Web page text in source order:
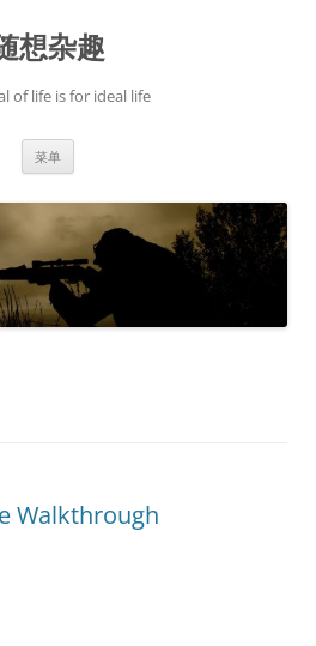
想杂趣
of life is for ideal life
菜单
Walkthrough